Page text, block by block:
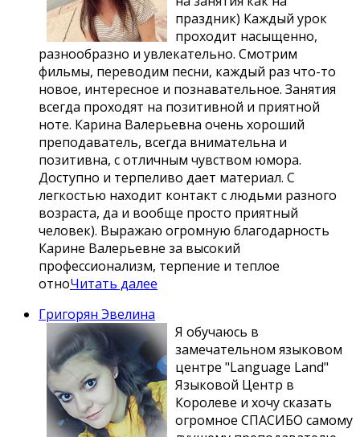
праздник) Каждый урок
проходит насыщенно,
разнообразно и увлекательно. Смотрим
фильмы, переводим песни, каждый раз что-то
новое, интересное и познавательное. Занятия
всегда проходят на позитивной и приятной
ноте. Карина Валерьевна очень хороший
преподаватель, всегда внимательна и
позитивна, с отличным чувством юмора.
Доступно и терпеливо дает материал. С
легкостью находит контакт с людьми разного
возраста, да и вообще просто приятный
человек). Выражаю огромную благодарность
Карине Валерьевне за высокий
профессионализм, терпение и теплое
отноЧитать далее
Григорян Эвелина
Я обучаюсь в
замечательном языковом
центре "Language Land"
Языковой Центр в
Королеве и хочу сказать
огромное СПАСИБО самому